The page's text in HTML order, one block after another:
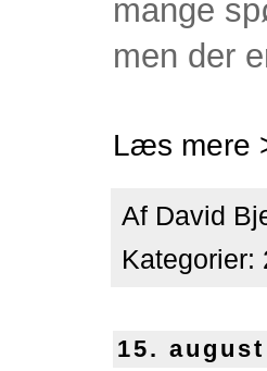
mange
men der
Læs mere
Af David
Kategorier:
15. august